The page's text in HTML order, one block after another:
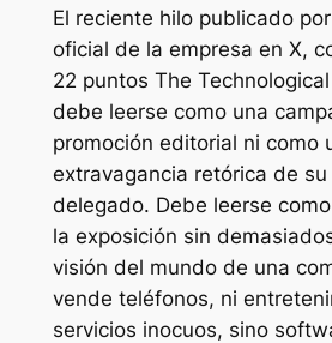
El reciente hilo publicado
oficial de la empresa en X,
22 puntos The
debe leerse como una
promoción editorial ni como
extravagancia retórica de
delegado. Debe leerse
la exposición sin
visión del mundo de una
vende teléfonos, ni
servicios inocuos, sino